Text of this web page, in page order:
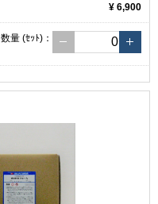
¥ 6,900
数量 (ｾｯﾄ) ：